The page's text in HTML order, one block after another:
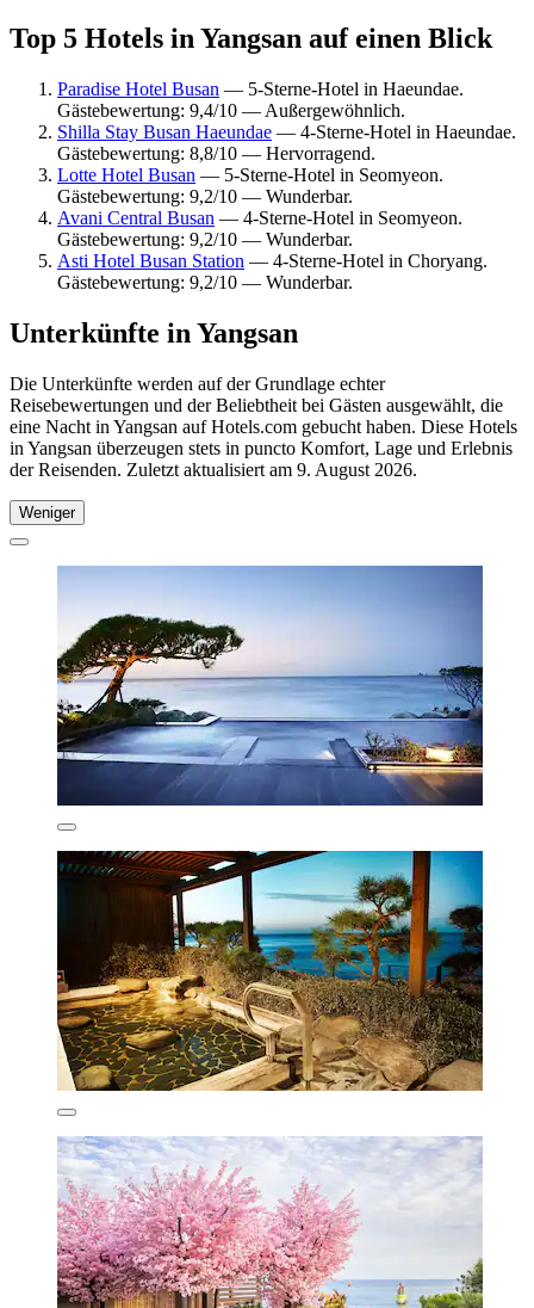
Top 5 Hotels in Yangsan auf einen Blick
Paradise Hotel Busan — 5-Sterne-Hotel in Haeundae.
Gästebewertung: 9,4/10 — Außergewöhnlich.
Shilla Stay Busan Haeundae — 4-Sterne-Hotel in Haeundae.
Gästebewertung: 8,8/10 — Hervorragend.
Lotte Hotel Busan — 5-Sterne-Hotel in Seomyeon.
Gästebewertung: 9,2/10 — Wunderbar.
Avani Central Busan — 4-Sterne-Hotel in Seomyeon.
Gästebewertung: 9,2/10 — Wunderbar.
Asti Hotel Busan Station — 4-Sterne-Hotel in Choryang.
Gästebewertung: 9,2/10 — Wunderbar.
Unterkünfte in Yangsan
Die Unterkünfte werden auf der Grundlage echter
Reisebewertungen und der Beliebtheit bei Gästen ausgewählt, die
eine Nacht in Yangsan auf Hotels.com gebucht haben. Diese Hotels
in Yangsan überzeugen stets in puncto Komfort, Lage und Erlebnis
der Reisenden. Zuletzt aktualisiert am 9. August 2026.
Weniger